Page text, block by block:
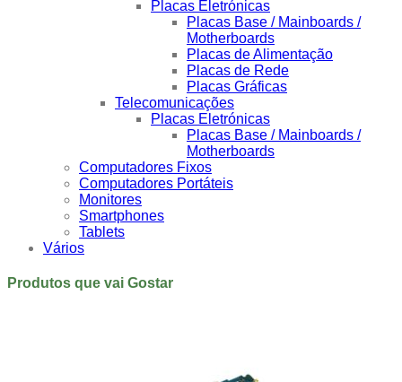
Placas Eletrónicas
Placas Base / Mainboards /
Motherboards
Placas de Alimentação
Placas de Rede
Placas Gráficas
Telecomunicações
Placas Eletrónicas
Placas Base / Mainboards /
Motherboards
Computadores Fixos
Computadores Portáteis
Monitores
Smartphones
Tablets
Vários
Produtos que vai Gostar